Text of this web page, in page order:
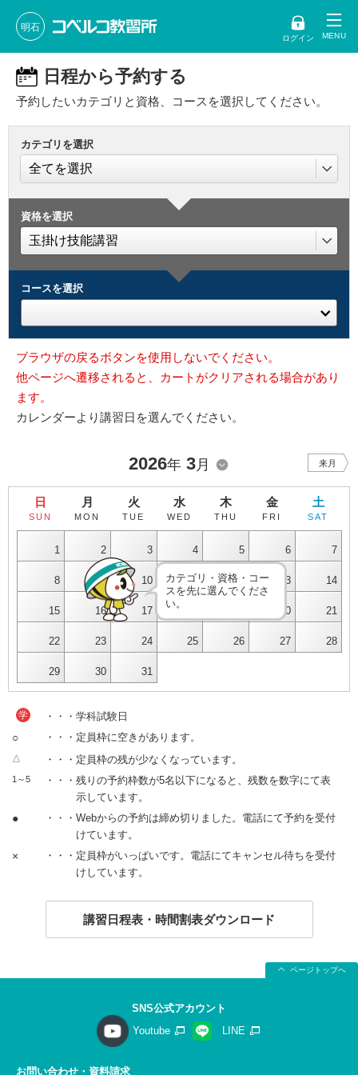
明石
ログイン
日程から予約する
予約したいカテゴリと資格、コースを選択してください。
カテゴリを選択
資格を選択
コースを選択
ブラウザの戻るボタンを使用しないでください。
他ページへ遷移されると、カートがクリアされる場合があり
ます。
カレンダーより講習日を選んでください。
2026年 3月 来月
日
SUN
月
MON
火
TUE
水
WED
木
THU
金
FRI
土
SAT
1 2 3 4 5 6 7
8 9 10 11 12 13 14
15 16 17 20 21
22 23 24 25 26 27 28
29 30 31
カテゴリ・資格・コー
スを先に選んでくださ
い。
学 ・・・学科試験日
○ ・・・定員枠に空きがあります。
△ ・・・定員枠の残が少なくなっています。
1～5
・・・残りの予約枠数が5名以下になると、残数を数字にて表
示しています。
●
・・・Webからの予約は締め切りました。電話にて予約を受付
けています。
×
・・・定員枠がいっぱいです。電話にてキャンセル待ちを受付
けしています。
講習日程表・時間割表ダウンロード
ページトップへ
SNS公式アカウント
Youtube
LINE
お問い合わせ・資料請求